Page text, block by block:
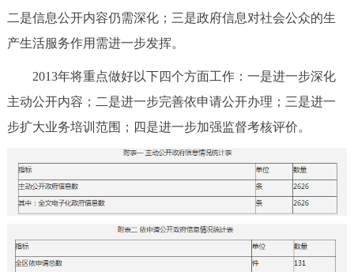
二是信息公开内容仍需深化；三是政府信息对社会公众的生
产生活服务作用需进一步发挥。
2013年将重点做好以下四个方面工作：一是进一步深化
主动公开内容；二是进一步完善依申请公开办理；三是进一
步扩大业务培训范围；四是进一步加强监督考核评价。